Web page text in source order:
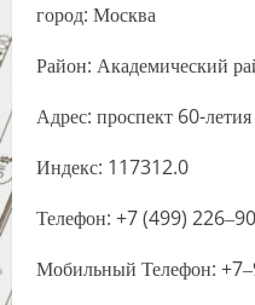
город: Москва
Район: Академический
Адрес: проспект 60-
Индекс: 117312.0
Телефон: +7 (499)
Мобильный Телефон: